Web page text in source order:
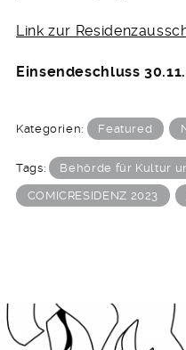
Link zur
Einsendeschluss
Kategorien: Featured
Tags: Behörde für Kultur
COMICRESIDENZ 2023